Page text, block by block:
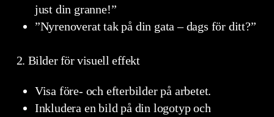
just din granne!”
”Nyrenoverat tak på din gata – dags för ditt?”
2. Bilder för visuell effekt
Visa före- och efterbilder på arbetet.
Inkludera en bild på din logotyp och